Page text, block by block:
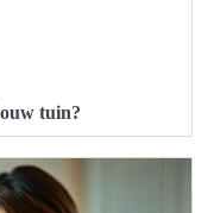
tuin?